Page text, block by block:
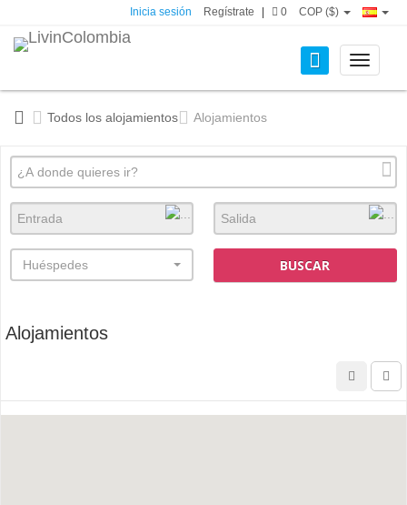
Inicia sesión Regístrate 0 COP ($)
Toggle
Todos los alojamientos Alojamientos
Huéspedes BUSCAR
Alojamientos